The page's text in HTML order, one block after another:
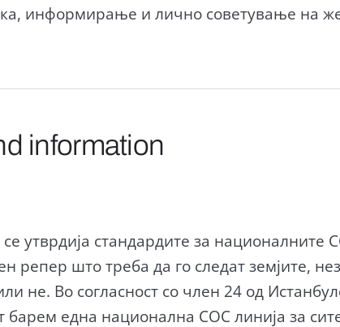
информирање и лично советување на
information
се утврдија стандардите за
репер што треба да го следат земјите,
не. Во согласност со член 24 од
барем една национална СОС линија за